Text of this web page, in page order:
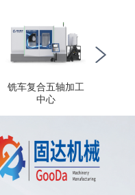
铣车复合五轴加工
中心